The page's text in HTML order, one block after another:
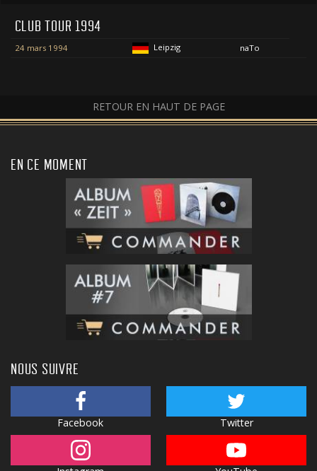
CLUB TOUR 1994
24 mars 1994 Leipzig naTo
RETOUR EN HAUT DE PAGE
EN CE MOMENT
NOUS SUIVRE
Facebook Twitter